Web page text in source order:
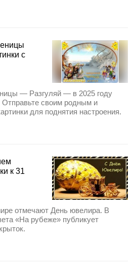
с
— Разгуляй — в 2025 году
своим родным и
для поднятия настроения.
к 31
отмечают День ювелира. В
«На рубеже» публикует